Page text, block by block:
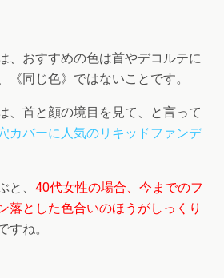
、おすすめの色は首やデコルテに
《同じ色》ではないことです。
、首と顔の境目を見て、と言って
カバーに人気のリキッドファンデ
と、 40代女性の場合、今までのフ
落とした色合いのほうがしっくり
すね。